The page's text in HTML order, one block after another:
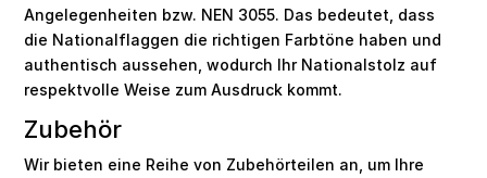
Angelegenheiten bzw. NEN 3055. Das bedeutet, dass
die Nationalflaggen die richtigen Farbtöne haben und
authentisch aussehen, wodurch Ihr Nationalstolz auf
respektvolle Weise zum Ausdruck kommt.
Zubehör
Wir bieten eine Reihe von Zubehörteilen an, um Ihre